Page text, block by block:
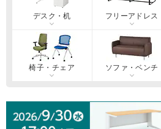
デスク・机 フリーアドレス
椅子・チェア ソファ・ベンチ